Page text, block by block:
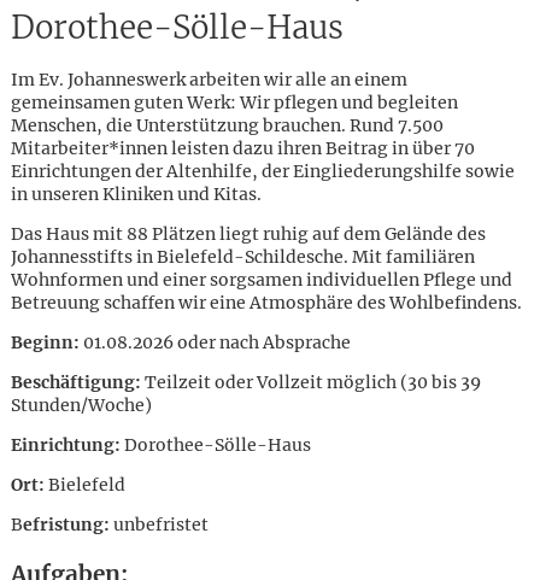
Dorothee-Sölle-Haus
Im Ev. Johanneswerk arbeiten wir alle an einem
gemeinsamen guten Werk: Wir pflegen und begleiten
Menschen, die Unterstützung brauchen. Rund 7.500
Mitarbeiter*innen leisten dazu ihren Beitrag in über 70
Einrichtungen der Altenhilfe, der Eingliederungshilfe sowie
in unseren Kliniken und Kitas.
Das Haus mit 88 Plätzen liegt ruhig auf dem Gelände des
Johannesstifts in Bielefeld-Schildesche. Mit familiären
Wohnformen und einer sorgsamen individuellen Pflege und
Betreuung schaffen wir eine Atmosphäre des Wohlbefindens.
Beginn: 01.08.2026 oder nach Absprache
Beschäftigung: Teilzeit oder Vollzeit möglich (30 bis 39
Stunden/Woche)
Einrichtung: Dorothee-Sölle-Haus
Ort: Bielefeld
Befristung: unbefristet
Aufgaben: